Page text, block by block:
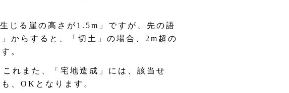
じる崖の高さが1.5m」ですが、先の語
」からすると、「切土」の場合、2m超の
。
れまた、「宅地造成」には、該当せ
、OKとなります。